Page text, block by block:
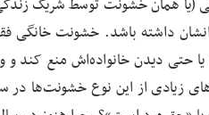
داشته باشد. خشونت
دیدن خانواده‌اش منع کند و
زیادی از این نوع خشونت‌ها